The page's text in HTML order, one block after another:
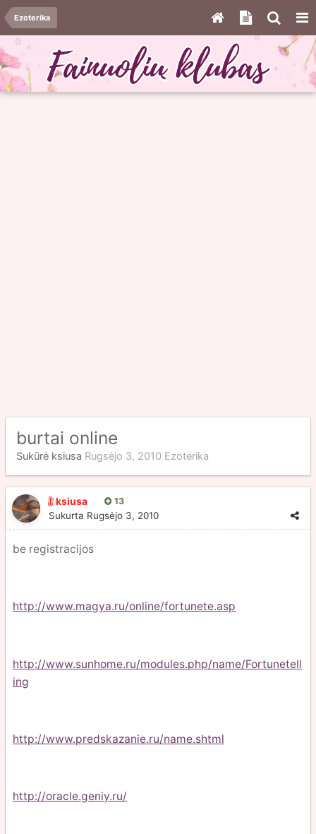
Ezoterika
burtai online
Sukūrė ksiusa Rugsėjo 3, 2010 Ezoterika
ksiusa 13
Sukurta Rugsėjo 3, 2010
be registracijos
http://www.magya.ru/online/fortunete.asp
http://www.sunhome.ru/modules.php/name/Fortunetell
ing
http://www.predskazanie.ru/name.shtml
http://oracle.geniy.ru/